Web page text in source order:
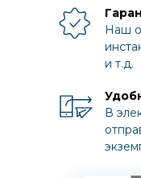
Наш
и т.д.
В